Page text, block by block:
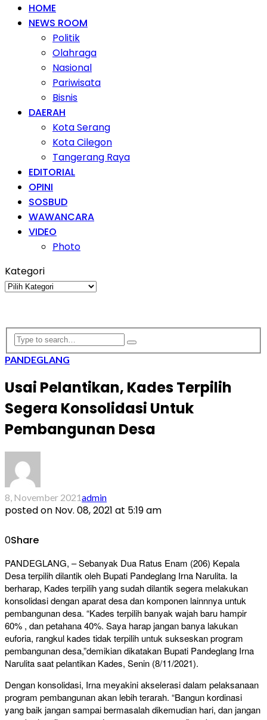
HOME
NEWS ROOM
Politik
Olahraga
Nasional
Pariwisata
Bisnis
DAERAH
Kota Serang
Kota Cilegon
Tangerang Raya
EDITORIAL
OPINI
SOSBUD
WAWANCARA
VIDEO
Photo
Kategori
Kategori
PANDEGLANG
Usai Pelantikan, Kades Terpilih
Segera Konsolidasi Untuk
Pembangunan Desa
8, November 2021admin
posted on Nov. 08, 2021 at 5:19 am
0Share
PANDEGLANG, – Sebanyak Dua Ratus Enam (206) Kepala
Desa terpilih dilantik oleh Bupati Pandeglang Irna Narulita. Ia
berharap, Kades terpilih yang sudah dilantik segera melakukan
konsolidasi dengan aparat desa dan komponen lainnnya untuk
pembangunan desa. “Kades terpilih banyak wajah baru hampir
60% , dan petahana 40%. Saya harap jangan banya lakukan
euforia, rangkul kades tidak terpilih untuk sukseskan program
pembangunan desa,”demikian dikatakan Bupati Pandeglang Irna
Narulita saat pelantikan Kades, Senin (8/11/2021).
Dengan konsolidasi, Irna meyakini akselerasi dalam pelaksanaan
program pembangunan akan lebih terarah. “Bangun kordinasi
yang baik jangan sampai bermasalah dikemudian hari, dan jangan